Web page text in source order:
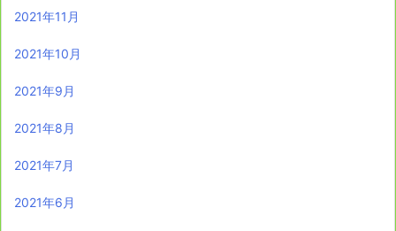
2021年11月
2021年10月
2021年9月
2021年8月
2021年7月
2021年6月